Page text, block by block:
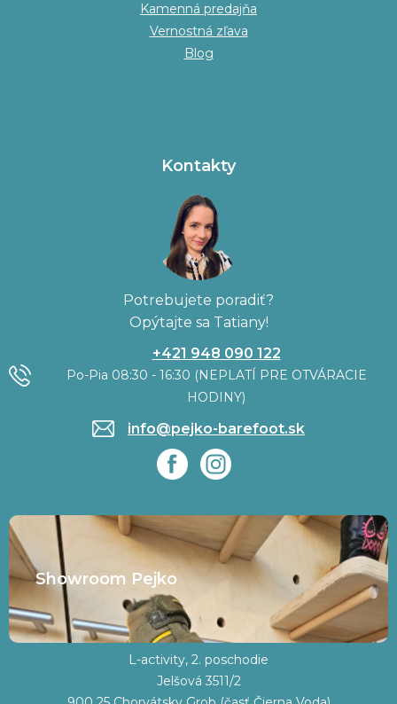
Kamenná predajňa
Vernostná zľava
Blog
Kontakty
Potrebujete poradiť?
Opýtajte sa Tatiany!
+421 948 090 122
Po-Pia 08:30 - 16:30 (NEPLATÍ PRE OTVÁRACIE
HODINY)
info@pejko-barefoot.sk
Showroom Pejko
L-activity, 2. poschodie
Jelšová 3511/2